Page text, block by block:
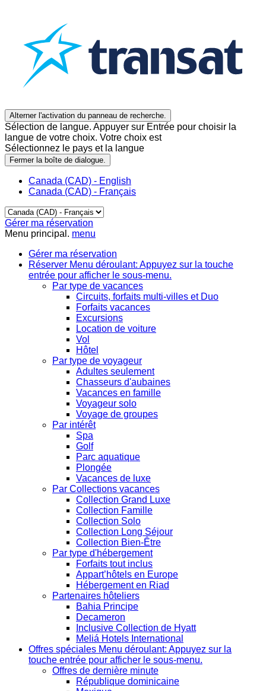
Alterner l'activation du panneau de recherche.
Sélection de langue. Appuyer sur Entrée pour choisir la
langue de votre choix. Votre choix est
Sélectionnez le pays et la langue
Fermer la boîte de dialogue.
Canada (CAD) - English
Canada (CAD) - Français
Gérer ma réservation
Menu principal. menu
Gérer ma réservation
Réserver Menu déroulant: Appuyez sur la touche
entrée pour afficher le sous-menu.
Par type de vacances
Circuits, forfaits multi-villes et Duo
Forfaits vacances
Excursions
Location de voiture
Vol
Hôtel
Par type de voyageur
Adultes seulement
Chasseurs d'aubaines
Vacances en famille
Voyageur solo
Voyage de groupes
Par intérêt
Spa
Golf
Parc aquatique
Plongée
Vacances de luxe
Par Collections vacances
Collection Grand Luxe
Collection Famille
Collection Solo
Collection Long Séjour
Collection Bien-Être
Par type d'hébergement
Forfaits tout inclus
Appart’hôtels en Europe
Hébergement en Riad
Partenaires hôteliers
Bahia Principe
Decameron
Inclusive Collection de Hyatt
Meliá Hotels International
Offres spéciales Menu déroulant: Appuyez sur la
touche entrée pour afficher le sous-menu.
Offres de dernière minute
République dominicaine